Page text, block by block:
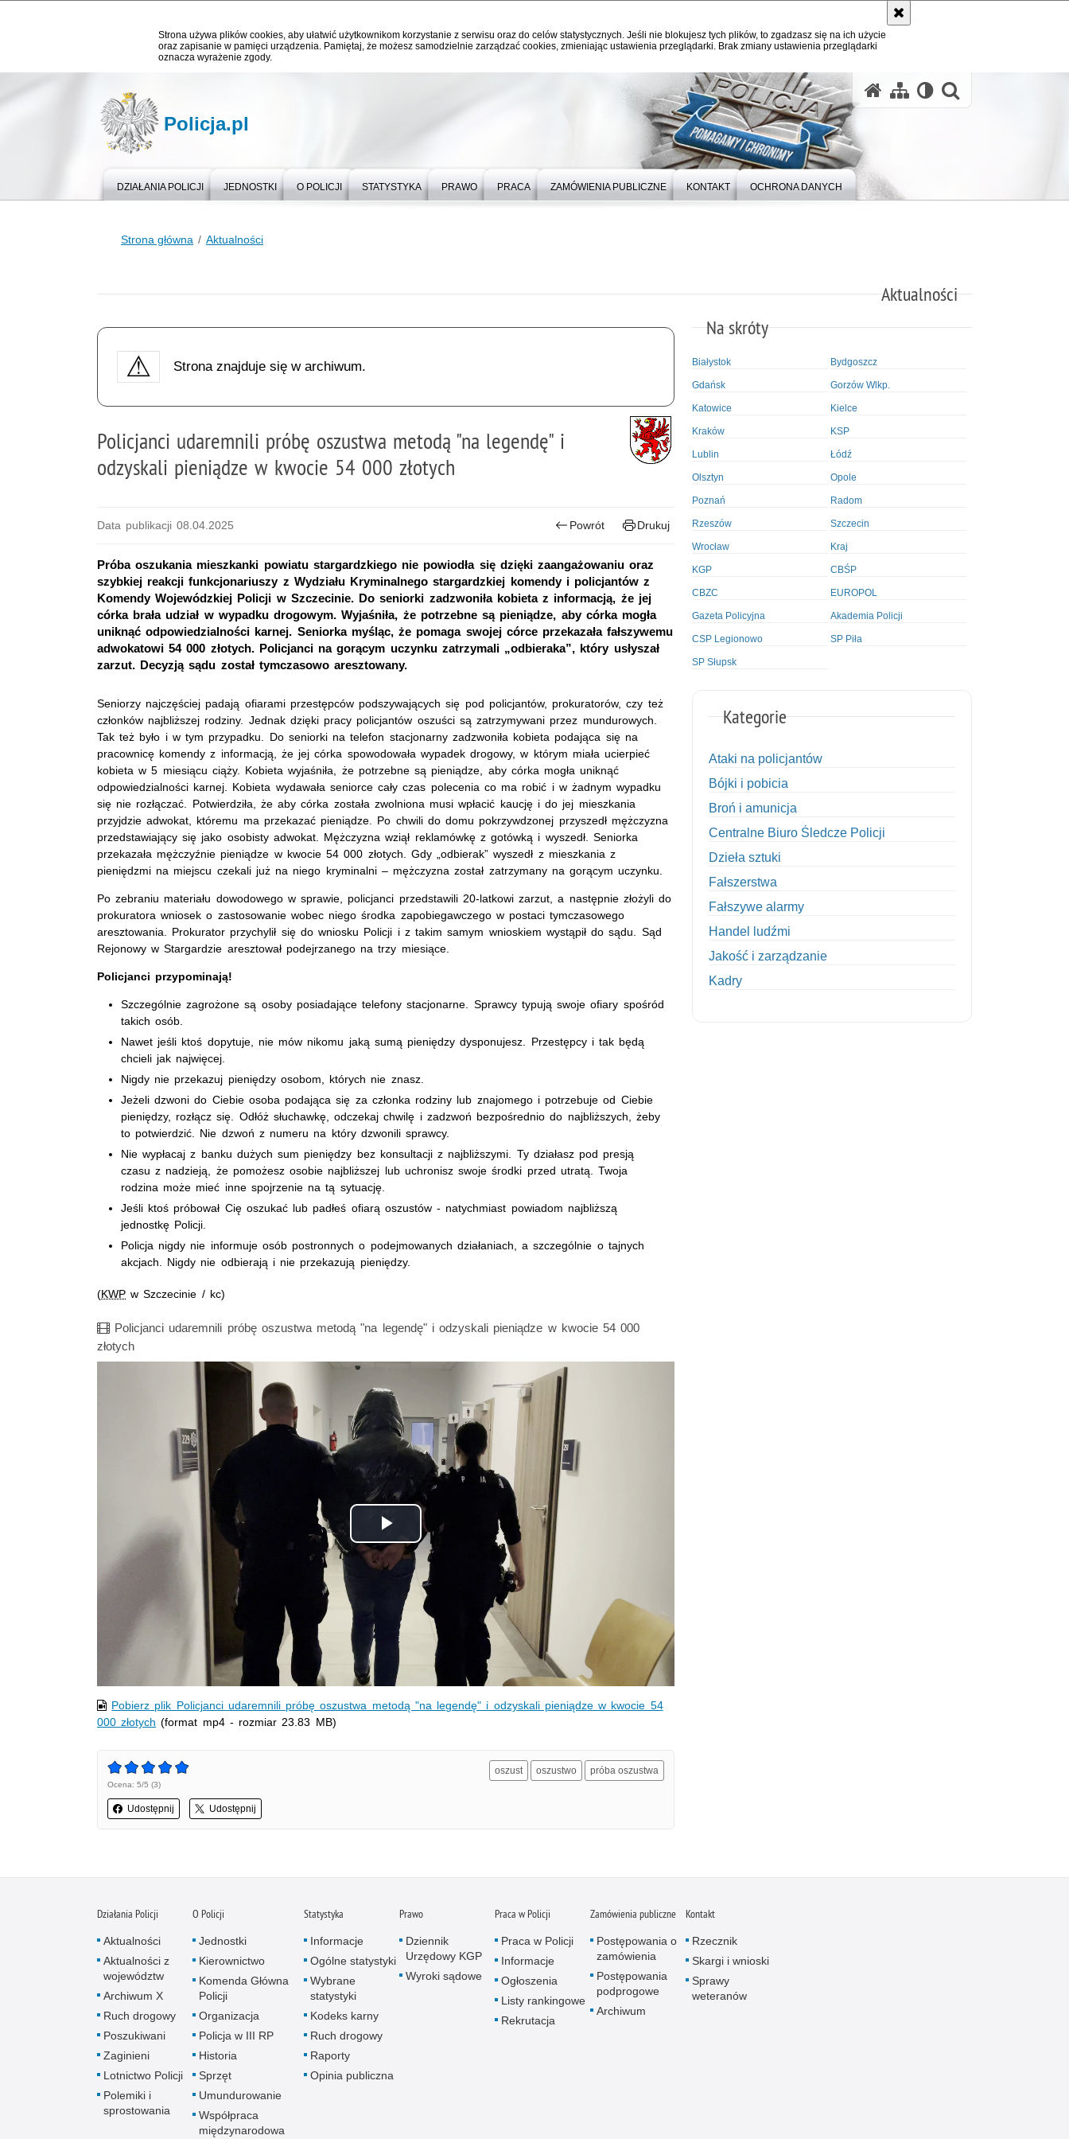
Strona używa plików cookies, aby ułatwić użytkownikom korzystanie z serwisu oraz do celów statystycznych. Jeśli nie blokujesz tych plików, to zgadzasz się na ich użycie
oraz zapisanie w pamięci urządzenia. Pamiętaj, że możesz samodzielnie zarządzać cookies, zmieniając ustawienia przeglądarki. Brak zmiany ustawienia przeglądarki
oznacza wyrażenie zgody.
Policja.pl
DZIAŁANIA POLICJI JEDNOSTKI O POLICJI STATYSTYKA PRAWO PRACA ZAMÓWIENIA PUBLICZNE KONTAKT OCHRONA DANYCH
Strona główna Aktualności
Aktualności
Strona znajduje się w archiwum.
Policjanci udaremnili próbę oszustwa metodą "na legendę" i
odzyskali pieniądze w kwocie 54 000 złotych
Data publikacji 08.04.2025 Powrót Drukuj
Próba oszukania mieszkanki powiatu stargardzkiego nie powiodła się dzięki zaangażowaniu oraz
szybkiej reakcji funkcjonariuszy z Wydziału Kryminalnego stargardzkiej komendy i policjantów z
Komendy Wojewódzkiej Policji w Szczecinie. Do seniorki zadzwoniła kobieta z informacją, że jej
córka brała udział w wypadku drogowym. Wyjaśniła, że potrzebne są pieniądze, aby córka mogła
uniknąć odpowiedzialności karnej. Seniorka myśląc, że pomaga swojej córce przekazała fałszywemu
adwokatowi 54 000 złotych. Policjanci na gorącym uczynku zatrzymali „odbieraka”, który usłyszał
zarzut. Decyzją sądu został tymczasowo aresztowany.
Seniorzy najczęściej padają ofiarami przestępców podszywających się pod policjantów, prokuratorów, czy też
członków najbliższej rodziny. Jednak dzięki pracy policjantów oszuści są zatrzymywani przez mundurowych.
Tak też było i w tym przypadku. Do seniorki na telefon stacjonarny zadzwoniła kobieta podająca się na
pracownicę komendy z informacją, że jej córka spowodowała wypadek drogowy, w którym miała ucierpieć
kobieta w 5 miesiącu ciąży. Kobieta wyjaśniła, że potrzebne są pieniądze, aby córka mogła uniknąć
odpowiedzialności karnej. Kobieta wydawała seniorce cały czas polecenia co ma robić i w żadnym wypadku
się nie rozłączać. Potwierdziła, że aby córka została zwolniona musi wpłacić kaucję i do jej mieszkania
przyjdzie adwokat, któremu ma przekazać pieniądze. Po chwili do domu pokrzywdzonej przyszedł mężczyzna
przedstawiający się jako osobisty adwokat. Mężczyzna wziął reklamówkę z gotówką i wyszedł. Seniorka
przekazała mężczyźnie pieniądze w kwocie 54 000 złotych. Gdy „odbierak” wyszedł z mieszkania z
pieniędzmi na miejscu czekali już na niego kryminalni – mężczyzna został zatrzymany na gorącym uczynku.
Po zebraniu materiału dowodowego w sprawie, policjanci przedstawili 20-latkowi zarzut, a następnie złożyli do
prokuratora wniosek o zastosowanie wobec niego środka zapobiegawczego w postaci tymczasowego
aresztowania. Prokurator przychylił się do wniosku Policji i z takim samym wnioskiem wystąpił do sądu. Sąd
Rejonowy w Stargardzie aresztował podejrzanego na trzy miesiące.
Policjanci przypominają!
Szczególnie zagrożone są osoby posiadające telefony stacjonarne. Sprawcy typują swoje ofiary spośród
takich osób.
Nawet jeśli ktoś dopytuje, nie mów nikomu jaką sumą pieniędzy dysponujesz. Przestępcy i tak będą
chcieli jak najwięcej.
Nigdy nie przekazuj pieniędzy osobom, których nie znasz.
Jeżeli dzwoni do Ciebie osoba podająca się za członka rodziny lub znajomego i potrzebuje od Ciebie
pieniędzy, rozłącz się. Odłóż słuchawkę, odczekaj chwilę i zadzwoń bezpośrednio do najbliższych, żeby
to potwierdzić. Nie dzwoń z numeru na który dzwonili sprawcy.
Nie wypłacaj z banku dużych sum pieniędzy bez konsultacji z najbliższymi. Ty działasz pod presją
czasu z nadzieją, że pomożesz osobie najbliższej lub uchronisz swoje środki przed utratą. Twoja
rodzina może mieć inne spojrzenie na tą sytuację.
Jeśli ktoś próbował Cię oszukać lub padłeś ofiarą oszustów - natychmiast powiadom najbliższą
jednostkę Policji.
Policja nigdy nie informuje osób postronnych o podejmowanych działaniach, a szczególnie o tajnych
akcjach. Nigdy nie odbierają i nie przekazują pieniędzy.
(KWP w Szczecinie / kc)
Film
Policjanci udaremnili próbę oszustwa metodą "na legendę" i odzyskali pieniądze w kwocie 54 000
złotych
Odtwórz
wideo
Pobierz plik Policjanci udaremnili próbę oszustwa metodą "na legendę" i odzyskali pieniądze w kwocie 54
000 złotych (format mp4 - rozmiar 23.83 MB)
Ocena: 5/5 (3)
Udostępnij Udostępnij
oszust oszustwo próba oszustwa
Na skróty
Białystok Bydgoszcz
Gdańsk Gorzów Wlkp.
Katowice Kielce
Kraków KSP
Lublin Łódź
Olsztyn Opole
Poznań Radom
Rzeszów Szczecin
Wrocław Kraj
KGP CBŚP
CBZC EUROPOL
Gazeta Policyjna Akademia Policji
CSP Legionowo SP Piła
SP Słupsk
Kategorie
Ataki na policjantów
Bójki i pobicia
Broń i amunicja
Centralne Biuro Śledcze Policji
Dzieła sztuki
Fałszerstwa
Fałszywe alarmy
Handel ludźmi
Jakość i zarządzanie
Kadry
Przestępczość alkoholowa
Przestępczość bankowa i kredytowa
Przestępczość cudzoziemców
Przestępczość farmaceutyczna
Działania Policji
Aktualności
Aktualności z
województw
Archiwum X
Ruch drogowy
Poszukiwani
Zaginieni
Lotnictwo Policji
Polemiki i
sprostowania
O Policji
Jednostki
Kierownictwo
Komenda Główna
Policji
Organizacja
Policja w III RP
Historia
Sprzęt
Umundurowanie
Współpraca
międzynarodowa
Statystyka
Informacje
Ogólne statystyki
Wybrane
statystyki
Kodeks karny
Ruch drogowy
Raporty
Opinia publiczna
Prawo
Dziennik
Urzędowy KGP
Wyroki sądowe
Praca w Policji
Praca w Policji
Informacje
Ogłoszenia
Listy rankingowe
Rekrutacja
Zamówienia publiczne
Postępowania o
zamówienia
Postępowania
podprogowe
Archiwum
Kontakt
Rzecznik
Skargi i wnioski
Sprawy
weteranów